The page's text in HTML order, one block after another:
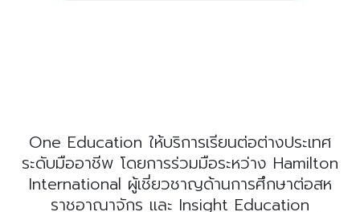
One Education ให้บริการเรียนต่อต่างประเทศ
ระดับมืออาชีพ โดยการร่วมมือระหว่าง Hamilton
International ผู้เชี่ยวชาญด้านการศึกษาต่อสห
ราชอาณาจักร และ Insight Education